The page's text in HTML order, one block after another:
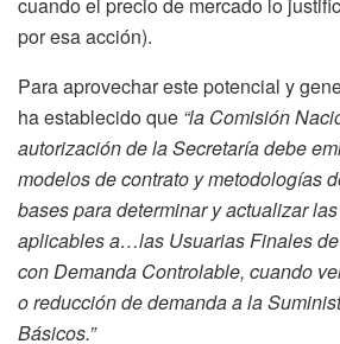
cuando el precio de mercado lo
por esa acción).
Para aprovechar este potencial y
ha establecido que “la Comisión
autorización de la Secretaría debe
modelos de contrato y metodologías
bases para determinar y actualizar
aplicables a…las Usuarias Finales
con Demanda Controlable, cuando
o reducción de demanda a la
Básicos.”